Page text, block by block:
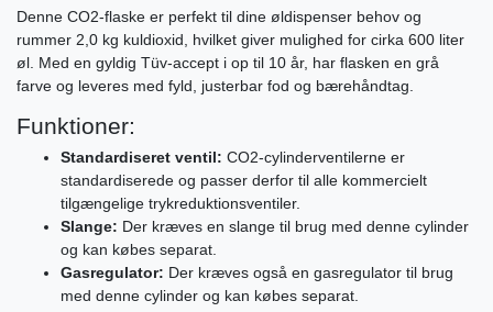
Denne CO2-flaske er perfekt til dine øldispenser behov og
rummer 2,0 kg kuldioxid, hvilket giver mulighed for cirka 600 liter
øl. Med en gyldig Tüv-accept i op til 10 år, har flasken en grå
farve og leveres med fyld, justerbar fod og bærehåndtag.
Funktioner:
Standardiseret ventil: CO2-cylinderventilerne er
standardiserede og passer derfor til alle kommercielt
tilgængelige trykreduktionsventiler.
Slange: Der kræves en slange til brug med denne cylinder
og kan købes separat.
Gasregulator: Der kræves også en gasregulator til brug
med denne cylinder og kan købes separat.